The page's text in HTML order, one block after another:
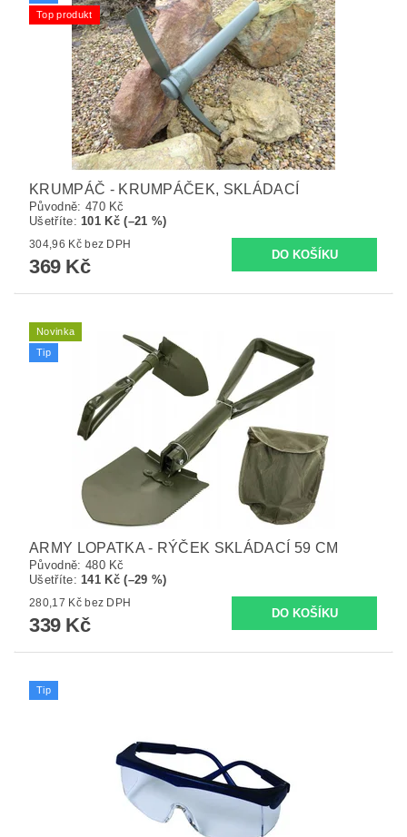
Top produkt
KRUMPÁČ - KRUMPÁČEK, SKLÁDACÍ
Původně: 470 Kč
Ušetříte: 101 Kč (–21 %)
304,96 Kč bez DPH
369 Kč
Novinka
Tip
ARMY LOPATKA - RÝČEK SKLÁDACÍ 59 CM
Původně: 480 Kč
Ušetříte: 141 Kč (–29 %)
280,17 Kč bez DPH
339 Kč
Tip